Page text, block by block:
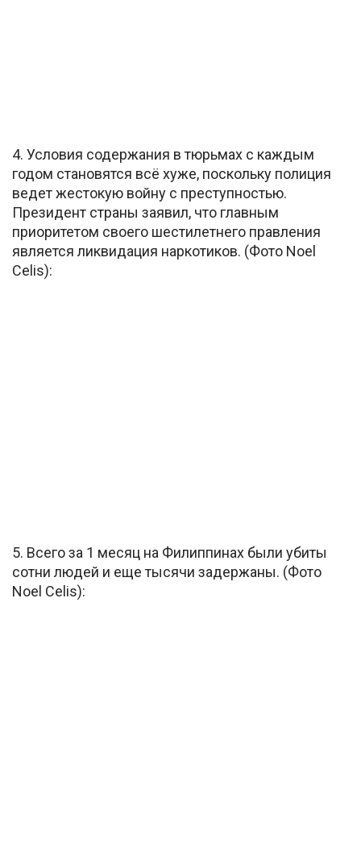
4. Условия содержания в тюрьмах с каждым
годом становятся всё хуже, поскольку полиция
ведет жестокую войну с преступностью.
Президент страны заявил, что главным
приоритетом своего шестилетнего правления
является ликвидация наркотиков. (Фото Noel
Celis):
5. Всего за 1 месяц на Филиппинах были убиты
сотни людей и еще тысячи задержаны. (Фото
Noel Celis):